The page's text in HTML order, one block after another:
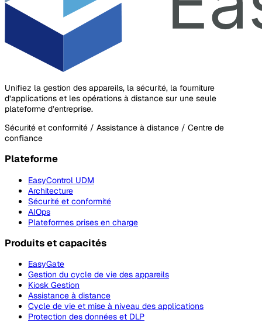
Unifiez la gestion des appareils, la sécurité, la fourniture
d’applications et les opérations à distance sur une seule
plateforme d’entreprise.
Sécurité et conformité / Assistance à distance / Centre de
confiance
Plateforme
EasyControl UDM
Architecture
Sécurité et conformité
AIOps
Plateformes prises en charge
Produits et capacités
EasyGate
Gestion du cycle de vie des appareils
Kiosk Gestion
Assistance à distance
Cycle de vie et mise à niveau des applications
Protection des données et DLP